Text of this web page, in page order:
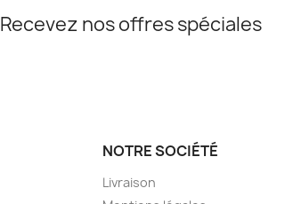
Recevez nos offres spéciales
NOTRE SOCIÉTÉ
Livraison